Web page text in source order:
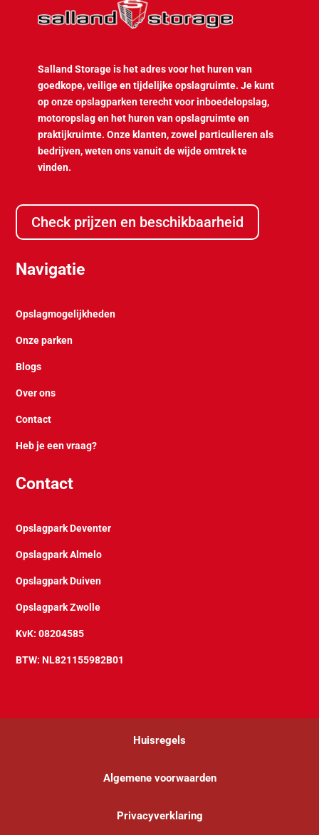
Salland Storage is het adres voor het huren van
goedkope, veilige en tijdelijke opslagruimte. Je kunt
op onze opslagparken terecht voor inboedelopslag,
motoropslag en het huren van opslagruimte en
praktijkruimte. Onze klanten, zowel particulieren als
bedrijven, weten ons vanuit de wijde omtrek te
vinden.
Check prijzen en beschikbaarheid
Navigatie
Opslagmogelijkheden
Onze parken
Blogs
Over ons
Contact
Heb je een vraag?
Contact
Opslagpark Deventer
Opslagpark Almelo
Opslagpark Duiven
Opslagpark Zwolle
KvK: 08204585
BTW: NL821155982B01
Huisregels
Algemene voorwaarden
Privacyverklaring